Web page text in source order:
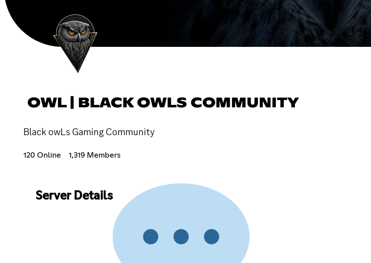
OWL | BLACK OWLS COMMUNITY
Black owLs Gaming Community
120 Online 1,319 Members
Server Details